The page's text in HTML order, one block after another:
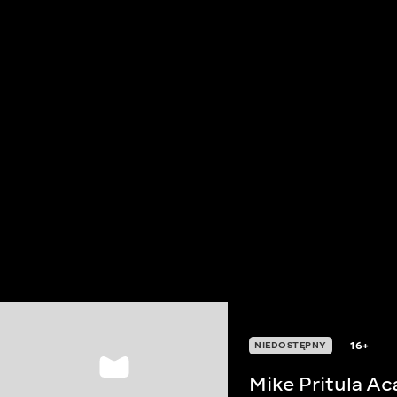
NIEDOSTĘPNY 16+
Mike Pritula